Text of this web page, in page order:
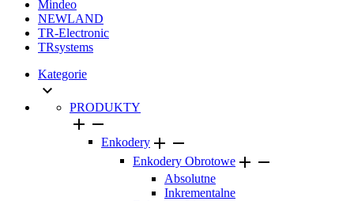
Mindeo
NEWLAND
TR-Electronic
TRsystems
Kategorie

PRODUKTY
 
Enkodery  
Enkodery Obrotowe  
Absolutne
Inkrementalne